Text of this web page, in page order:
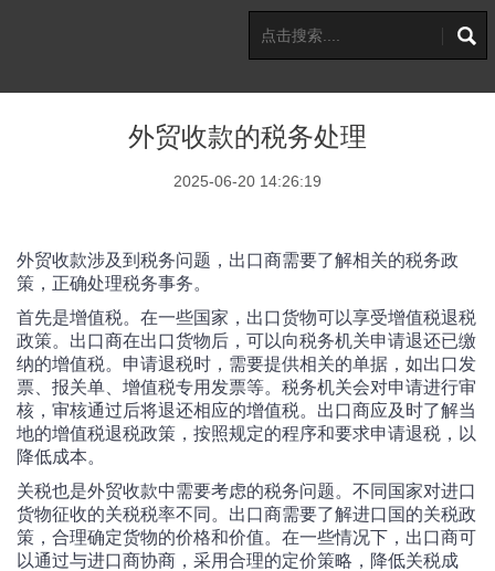
外贸收款的税务处理
2025-06-20 14:26:19
外贸收款涉及到税务问题，出口商需要了解相关的税务政
策，正确处理税务事务。
首先是增值税。在一些国家，出口货物可以享受增值税退税
政策。出口商在出口货物后，可以向税务机关申请退还已缴
纳的增值税。申请退税时，需要提供相关的单据，如出口发
票、报关单、增值税专用发票等。税务机关会对申请进行审
核，审核通过后将退还相应的增值税。出口商应及时了解当
地的增值税退税政策，按照规定的程序和要求申请退税，以
降低成本。
关税也是外贸收款中需要考虑的税务问题。不同国家对进口
货物征收的关税税率不同。出口商需要了解进口国的关税政
策，合理确定货物的价格和价值。在一些情况下，出口商可
以通过与进口商协商，采用合理的定价策略，降低关税成